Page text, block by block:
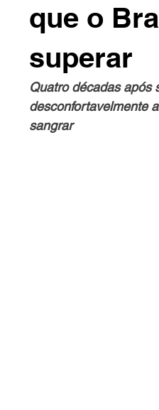
que o
superar
Quatro décadas após
desconfortavelmente
sangrar